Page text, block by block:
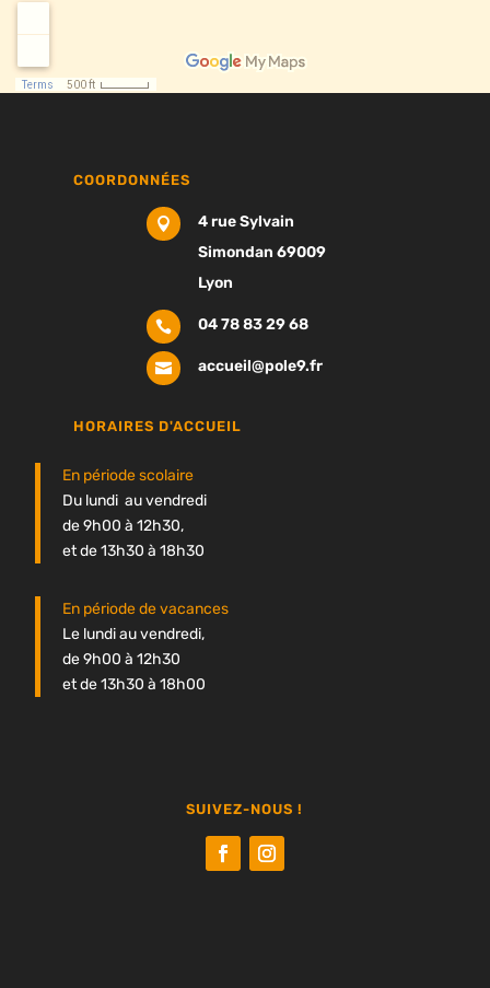
COORDONNÉES

4 rue Sylvain
Simondan 69009
Lyon
 04 78 83 29 68
 accueil@pole9.fr
HORAIRES D'ACCUEIL
En période scolaire
Du lundi au vendredi
de 9h00 à 12h30,
et de 13h30 à 18h30
En période de vacances
Le lundi au vendredi,
de 9h00 à 12h30
et de 13h30 à 18h00
SUIVEZ-NOUS !